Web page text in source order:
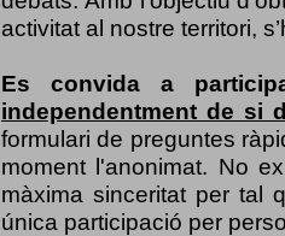
activitat al nostre territori,
Es convida a
independentment de si
formulari de preguntes
moment l'anonimat. No
màxima sinceritat per tal
única participació per